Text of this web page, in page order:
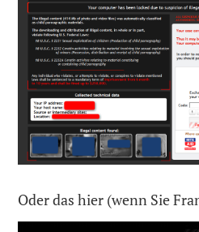
Oder das hier (wenn Sie